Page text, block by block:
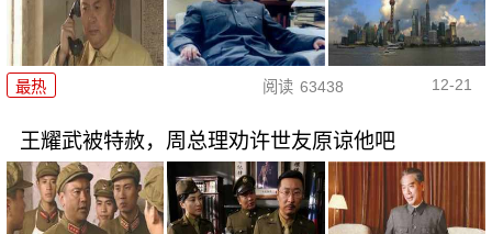
最热 阅读 63438 12-21
王耀武被特赦，周总理劝许世友原谅他吧